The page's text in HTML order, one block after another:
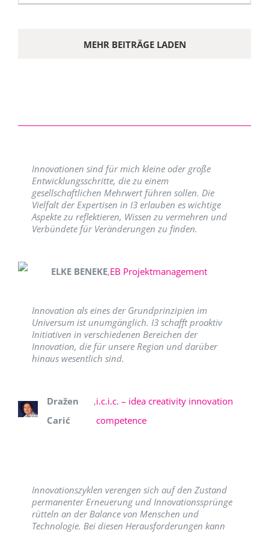
MEHR BEITRÄGE LADEN
Innovationen sind für mich kleine oder große
Entwicklungsschritte, die zu einem
gesellschaftlichen Mehrwert führen sollen. Die
Vielfalt der Expertisen in I3 erlauben es wichtige
Aspekte zu reflektieren, Wissen zu vermehren und
Verbündete für Veränderungen zu finden.
ELKE BENEKE,EB Projektmanagement
Innovation als eines der Grundprinzipien im
Universum ist unumgänglich. I3 schafft proaktiv
Initiativen in verschiedenen Bereichen der
Innovation, die für unsere Region und darüber
hinaus wesentlich sind.
Dražen
Carić
,i.c.i.c. – idea creativity innovation
competence
Innovationszyklen verengen sich auf den Zustand
permanenter Erneuerung und Innovationssprünge
rütteln an der Balance von Menschen und
Technologie. Bei diesen Herausforderungen kann